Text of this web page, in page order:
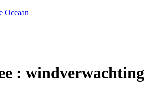
Oceaan
: windverwachting